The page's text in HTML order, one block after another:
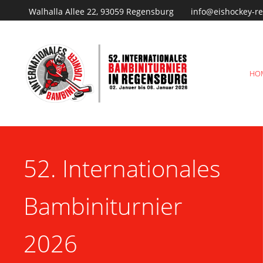
Walhalla Allee 22, 93059 Regensburg info@eishockey-
52. Internationales
Bambiniturnier
2026